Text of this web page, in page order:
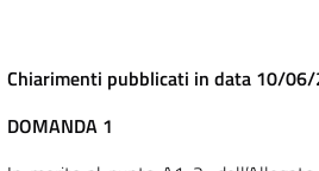
Chiarimenti pubblicati in data 10/
DOMANDA 1